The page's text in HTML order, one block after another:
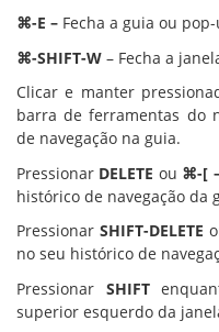
⌘-E – Fecha a guia ou
⌘-SHIFT-W – Fecha a
Clicar e manter
barra de ferramentas do
de navegação na guia.
Pressionar DELETE ou ⌘-[
histórico de navegação da
Pressionar SHIFT-DELETE
no seu histórico de
Pressionar SHIFT
superior esquerdo da